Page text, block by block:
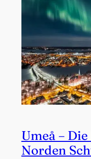
Umeå –
Norden